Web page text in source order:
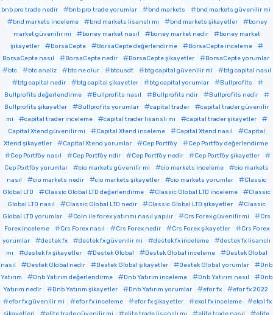
bnb pro trade nedir
bnb pro trade yorumlar bnd markets
bnd markets güvenilir mi
bnd markets inceleme
bnd markets lisanslı mı bnd markets şikayetler
boney
market güvenilir mi
boney market nasıl boney market nedir
boney market
şikayetler
BorsaCepte BorsaCepte değerlendirme
BorsaCepte inceleme
BorsaCepte nasıl
BorsaCepte nedir BorsaCepte şikayetler
BorsaCepte yorumlar
btc
btc analiz btc ne olur btcusdt btg capital güvenilir mi
btg capital nasıl
btg capital nedir
btg capital şikayetler btg capital yorumlar
Bullprofits
Bullprofits değerlendirme
Bullprofits nasıl Bullprofits ndir
Bullprofits nedir
Bullprofits şikayetler
Bullprofits yorumlar capital trader
capital trader güvenilir
mi
capital trader inceleme capital trader lisanslı mı
capital trader şikayetler
Capital Xtend güvenilir mi
Capital Xtend inceleme Capital Xtend nasıl
Capital
Xtend şikayetler
Capital Xtend yorumlar Cep Portföy
Cep Portföy değerlendirme
Cep Portföy nasıl
Cep Portföy ndir Cep Portföy nedir
Cep Portföy şikayetler
Cep Portföy yorumlar
cio markets güvenilir mi cio markets inceleme
cio markets
nasıl
cio markets nedir cio markets şikayetler cio markets yorumlar
Classic
Global LTD
Classic Global LTD değerlendirme Classic Global LTD inceleme
Classic
Global LTD nasıl
Classic Global LTD nedir Classic Global LTD şikayetler
Classic
Global LTD yorumlar
Coin ile forex yatırımı nasıl yapılır Crs Forex güvenilir mi
Crs
Forex inceleme
Crs Forex nasıl Crs Forex nedir Crs Forex şikayetler
Crs Forex
yorumlar
destek fx destek fx güvenilir mi destek fx inceleme
destek fx lisanslı
mı
destek fx şikayetler Destek Global Destek Global inceleme
Destek Global
nasıl
Destek Global nedir Destek Global şikayetler Destek Global yorumlar
Dnb
Yatırım
Dnb Yatırım değerlendirme Dnb Yatırım inceleme Dnb Yatırım nasıl
Dnb
Yatırım nedir
Dnb Yatırım şikayetler Dnb Yatırım yorumlar efor fx
efor fx 2022
efor fx güvenilir mi
efor fx inceleme efor fx şikayetler ekol fx inceleme
ekol fx